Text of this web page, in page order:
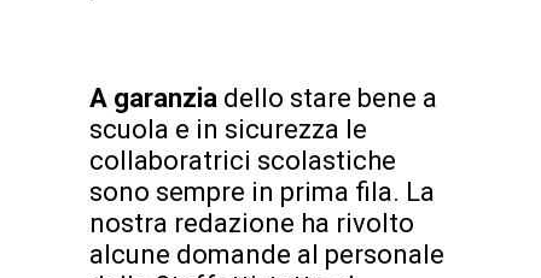
A garanzia dello stare bene a
scuola e in sicurezza le
collaboratrici scolastiche
sono sempre in prima fila. La
nostra redazione ha rivolto
alcune domande al personale